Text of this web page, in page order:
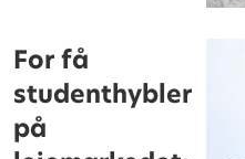
For få
studenthybler
på